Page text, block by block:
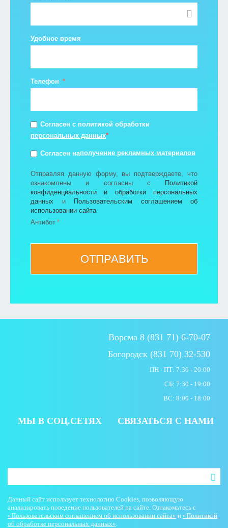
Удобное время
Телефон
Согласен с политикой обработки
персональных данных*
Согласен наполучение рекламных материалов
Отправляя данную форму, вы подтверждаете, что
ознакомлены и согласны с Политикой
конфиденциальности и обработки персональных
данных и Пользовательским соглашением об
использовании сайта
Антибот
ОТПРАВИТЬ
Ворсма 8 (831 71) 6-70-07
Богородск (831 70) 32-530
ПН - ПТ: 7:30 - 20:00
СБ: 7:30 - 19:00
ВС: 8:00 - 18:00
МЫ В СОЦ.СЕТЯХ СВЯЗАТЬСЯ С НАМИ
Данный сайт использует технологию Cookies, позволяющую
анализировать поведение пользователей на сайте. Ознакомьтесь с
«Пользовательским соглашением об использовании сайта» и «Политикой
об обработке персональных данных»